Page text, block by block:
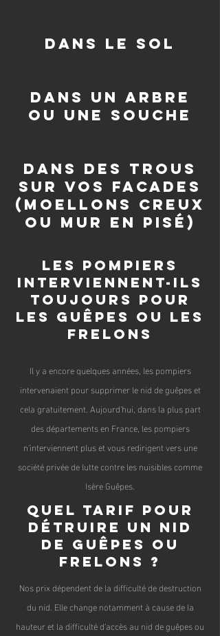
dans le sol
dans un arbre
ou une souche
Dans des trous
sur vos facades
(moellons creux
ou mur en pisé)
les pompiers
interviennent-ils
toujours pour
les guêpes ou les
frelons
Il y a encore quelques années, les pompiers
intervenaient pour supprimer le nid de guêpes et
cela gratuitement. Aujourd'hui, dans la plus part
des départements en France, les pompiers
n'interviennent plus et vous redirigent vers une
société privée de lutte contre les nuisibles comme
Isère Guêpes.
Quel tarif pour
détruire un nid
de guêpes ou
frelons ?
Nos prix dépendent de la difficulté de destruction
du nid. Elle change notamment à cause de la
hauteur et la difficulté d'accès au nid de guêpes ou